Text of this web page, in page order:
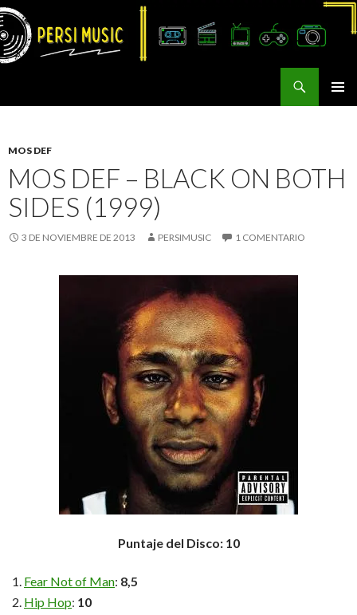
MOS DEF
MOS DEF – BLACK ON BOTH
SIDES (1999)
3 DE NOVIEMBRE DE 2013 PERSIMUSIC 1 COMENTARIO
Puntaje del Disco: 10
Fear Not of Man: 8,5
Hip Hop: 10